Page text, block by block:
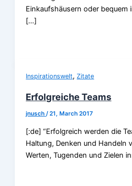
Einkaufshäusern oder bequem
[…]
Inspirationswelt,Zitate
Erfolgreiche Teams
jnusch/21, March 2017
[:de] “Erfolgreich werden die
Haltung, Denken und Handeln
Werten, Tugenden und Zielen